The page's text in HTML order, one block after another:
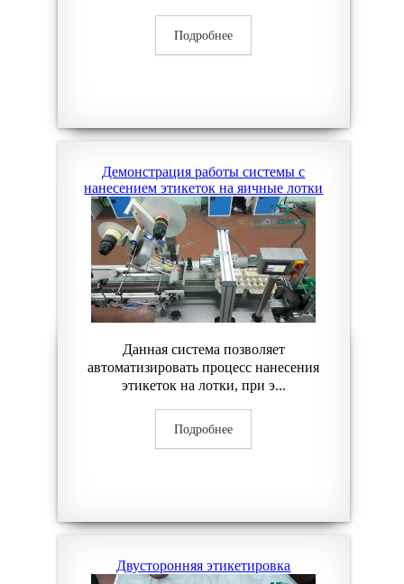
Подробнее
Демонстрация работы системы с
нанесением этикеток на яичные лотки
Данная система позволяет
автоматизировать процесс нанесения
этикеток на лотки, при э...
Подробнее
Двусторонняя этикетировка